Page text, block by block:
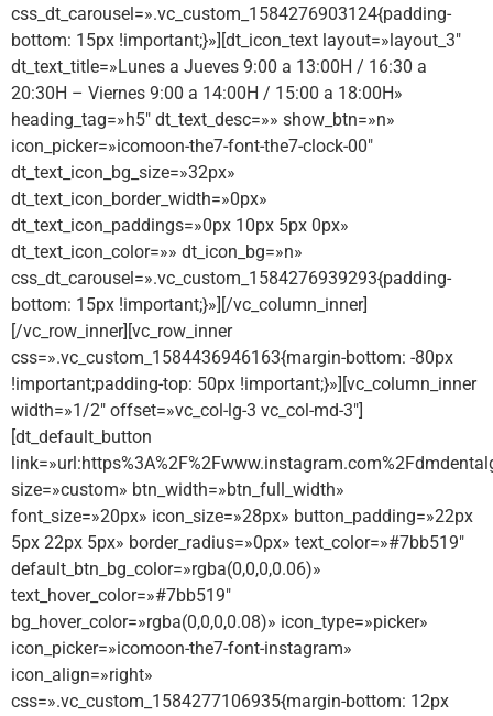
css_dt_carousel=».vc_custom_1584276903124{padding-
bottom: 15px !important;}»][dt_icon_text layout=»layout_3″
dt_text_title=»Lunes a Jueves 9:00 a 13:00H / 16:30 a
20:30H – Viernes 9:00 a 14:00H / 15:00 a 18:00H»
heading_tag=»h5″ dt_text_desc=»» show_btn=»n»
icon_picker=»icomoon-the7-font-the7-clock-00″
dt_text_icon_bg_size=»32px»
dt_text_icon_border_width=»0px»
dt_text_icon_paddings=»0px 10px 5px 0px»
dt_text_icon_color=»» dt_icon_bg=»n»
css_dt_carousel=».vc_custom_1584276939293{padding-
bottom: 15px !important;}»][/vc_column_inner]
[/vc_row_inner][vc_row_inner
css=».vc_custom_1584436946163{margin-bottom: -80px
!important;padding-top: 50px !important;}»][vc_column_inner
width=»1/2″ offset=»vc_col-lg-3 vc_col-md-3″]
[dt_default_button
size=»custom» btn_width=»btn_full_width»
font_size=»20px» icon_size=»28px» button_padding=»22px
5px 22px 5px» border_radius=»0px» text_color=»#7bb519″
default_btn_bg_color=»rgba(0,0,0,0.06)»
text_hover_color=»#7bb519″
bg_hover_color=»rgba(0,0,0,0.08)» icon_type=»picker»
icon_picker=»icomoon-the7-font-instagram»
icon_align=»right»
css=».vc_custom_1584277106935{margin-bottom: 12px